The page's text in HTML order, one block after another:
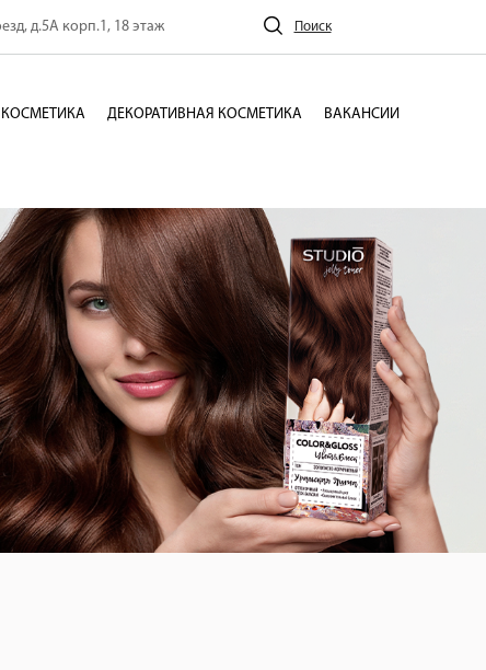
д.5А корп.1, 18 этаж Поиск
ДЕКОРАТИВНАЯ КОСМЕТИКА ВАКАНСИИ